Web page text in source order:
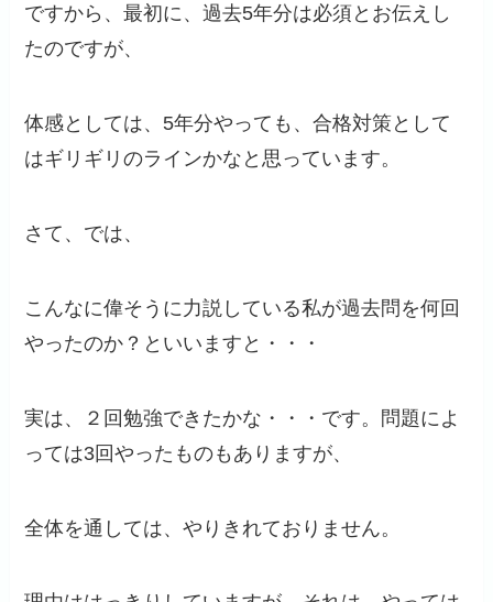
ですから、最初に、過去5年分は必須とお伝えし
たのですが、
体感としては、5年分やっても、合格対策として
はギリギリのラインかなと思っています。
さて、では、
こんなに偉そうに力説している私が過去問を何回
やったのか？といいますと・・・
実は、２回勉強できたかな・・・です。問題によ
っては3回やったものもありますが、
全体を通しては、やりきれておりません。